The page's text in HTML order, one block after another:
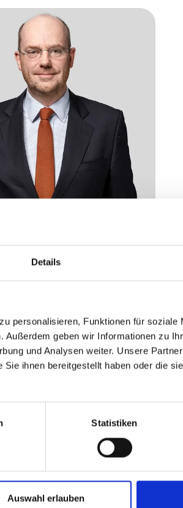
Details
personalisieren, Funktionen für soziale
geben wir Informationen zu
und Analysen weiter. Unsere
ihnen bereitgestellt haben oder die
Statistiken
Auswahl erlauben
Ingo Nordmeyer
Fachanwalt für
und Steuerberater
schreiben